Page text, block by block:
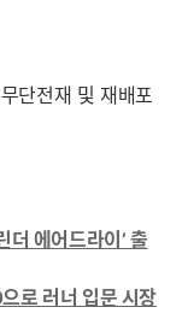
단전재 및 재배포
더 에어드라이’ 출
로 러너 입문 시장